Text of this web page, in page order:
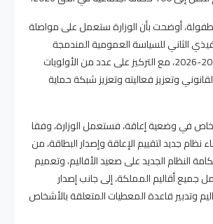
أوضحت بأن الوزارة ستعمل على مواصلة
الثاني للسياسة العمومية المندمجة
لحماية الطفولة 2023-2026، مع التركيز على عدد من الأولويات
وتعزيز فعاليته وتعزيز شبكة حماية
في وضعية إعاقة، فستعمل الوزارة، وفقا
نظام جديد لتقييم الإعاقة وإصدار البطاقة، من
النظام الجديد على صعيد الأقاليم، وتعميم
جميع أقاليم المملكة، إلى جانب إصدار
وتدبير قاعدة المعطيات المتعلقة بالأشخاص